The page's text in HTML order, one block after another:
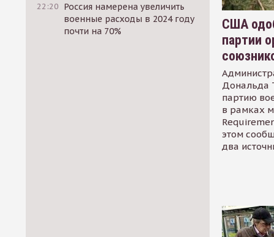
22:20 Россия намерена увеличить
военные расходы в 2024 году
почти на 70%
США
партии
Дональда
партию
в рамках
этом
два